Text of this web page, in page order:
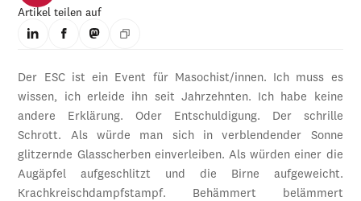
Artikel teilen auf
Der ESC ist ein Event für Masochist/innen. Ich muss es
wissen, ich erleide ihn seit Jahrzehnten. Ich habe keine
andere Erklärung. Oder Entschuldigung. Der schrille
Schrott. Als würde man sich in verblendender Sonne
glitzernde Glasscherben einverleiben. Als würden einer die
Augäpfel aufgeschlitzt und die Birne aufgeweicht.
Krachkreischdampfstampf. Behämmert belämmert